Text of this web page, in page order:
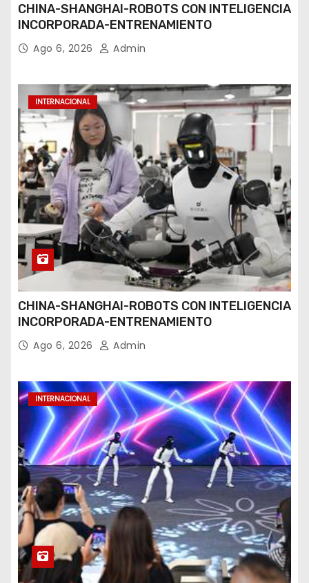
CHINA-SHANGHAI-ROBOTS CON INTELIGENCIA
INCORPORADA-ENTRENAMIENTO
Ago 6, 2026 Admin
INTERNACIONAL
CHINA-SHANGHAI-ROBOTS CON INTELIGENCIA
INCORPORADA-ENTRENAMIENTO
Ago 6, 2026 Admin
INTERNACIONAL